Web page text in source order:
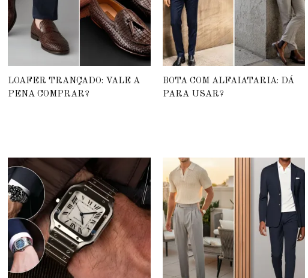
LOAFER TRANÇADO: VALE A
PENA COMPRAR?
BOTA COM ALFAIATARIA: DÁ
PARA USAR?